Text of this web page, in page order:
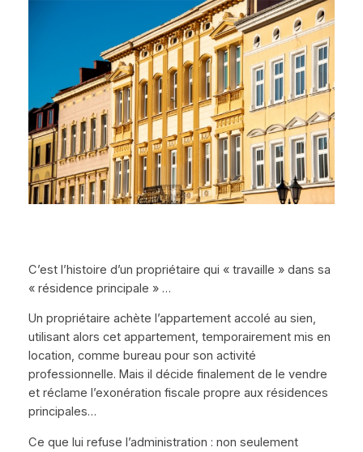
C’est l’histoire d’un propriétaire qui « travaille » dans sa
« résidence principale » …
Un propriétaire achète l’appartement accolé au sien,
utilisant alors cet appartement, temporairement mis en
location, comme bureau pour son activité
professionnelle. Mais il décide finalement de le vendre
et réclame l’exonération fiscale propre aux résidences
principales…
Ce que lui refuse l’administration : non seulement